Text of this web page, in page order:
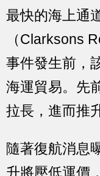
最快的海上通
（Clarksons
事件發生前，
海運貿易。先
拉長，進而推
隨著復航消息
升將壓低運價